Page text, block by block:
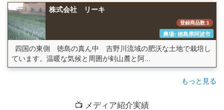
株式会社 リーキ
登録商品数:1
農場: 徳島県阿波市
四国の東側 徳島の真ん中 吉野川流域の肥沃な土地で栽培し
ています。温暖な気候と周囲が剣山麓と阿...
もっと見る
📺 メディア紹介実績